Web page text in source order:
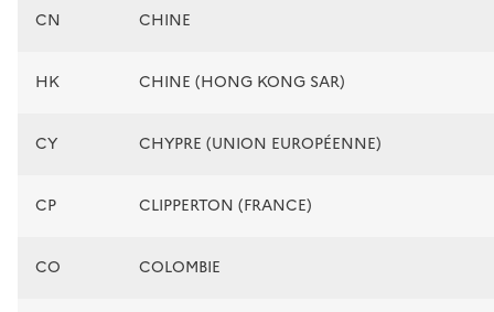
CN CHINE
HK CHINE (HONG KONG SAR)
CY CHYPRE (UNION EUROPÉENNE)
CP CLIPPERTON (FRANCE)
CO COLOMBIE